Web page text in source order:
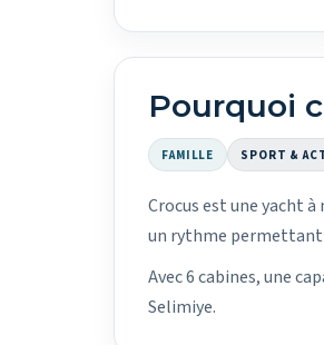
Pourquoi
FAMILLE SPORT &
Crocus est une yacht
un rythme permettant
Avec 6 cabines, une
Selimiye.